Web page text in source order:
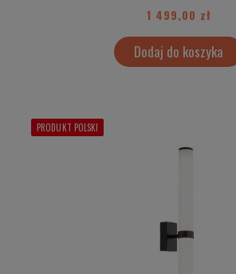
1 499,00 zł
Dodaj do koszyka
PRODUKT POLSKI